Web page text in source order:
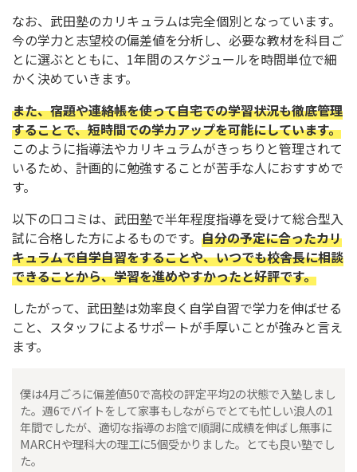
なお、武田塾のカリキュラムは完全個別となっています。
今の学力と志望校の偏差値を分析し、必要な教材を科目ご
とに選ぶとともに、1年間のスケジュールを時間単位で細
かく決めていきます。
また、宿題や連絡帳を使って自宅での学習状況も徹底管理
することで、短時間での学力アップを可能にしています。
このように指導法やカリキュラムがきっちりと管理されて
いるため、計画的に勉強することが苦手な人におすすめで
す。
以下の口コミは、武田塾で半年程度指導を受けて総合型入
試に合格した方によるものです。 自分の予定に合ったカリ
キュラムで自学自習をすることや、いつでも校舎長に相談
できることから、学習を進めやすかったと好評です。
したがって、武田塾は効率良く自学自習で学力を伸ばせる
こと、スタッフによるサポートが手厚いことが強みと言え
ます。
僕は4月ごろに偏差値50で高校の評定平均2の状態で入塾しまし
た。週6でバイトをして家事もしながらでとても忙しい浪人の1
年間でしたが、適切な指導のお陰で順調に成績を伸ばし無事に
MARCHや理科大の理工に5個受かりました。とても良い塾でし
た。